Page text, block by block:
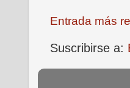
Entrada más
Suscribirse a: